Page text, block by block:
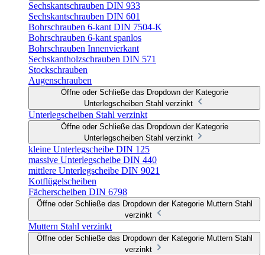
Sechskantschrauben DIN 933
Sechskantschrauben DIN 601
Bohrschrauben 6-kant DIN 7504-K
Bohrschrauben 6-kant spanlos
Bohrschrauben Innenvierkant
Sechskantholzschrauben DIN 571
Stockschrauben
Augenschrauben
Öffne oder Schließe das Dropdown der Kategorie
Unterlegscheiben Stahl verzinkt
Unterlegscheiben Stahl verzinkt
Öffne oder Schließe das Dropdown der Kategorie
Unterlegscheiben Stahl verzinkt
kleine Unterlegscheibe DIN 125
massive Unterlegscheibe DIN 440
mittlere Unterlegscheibe DIN 9021
Kotflügelscheiben
Fächerscheiben DIN 6798
Öffne oder Schließe das Dropdown der Kategorie Muttern Stahl
verzinkt
Muttern Stahl verzinkt
Öffne oder Schließe das Dropdown der Kategorie Muttern Stahl
verzinkt